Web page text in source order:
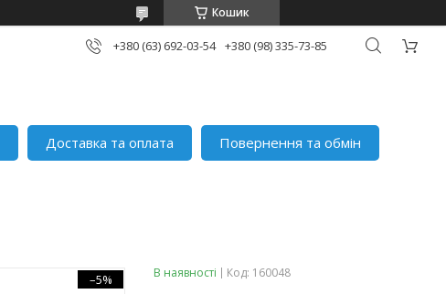
Кошик
+380 (63) 692-03-54 +380 (98) 335-73-85
Доставка та оплата Повернення та обмін
–5% В наявності Код: 160048